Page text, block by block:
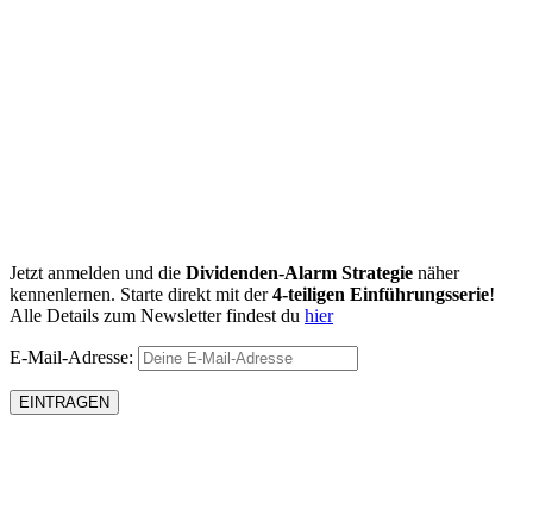
Jetzt anmelden und die Dividenden-Alarm Strategie näher
kennenlernen. Starte direkt mit der4-teiligen Einführungsserie!
Alle Details zum Newsletter findest du hier
E-Mail-Adresse: